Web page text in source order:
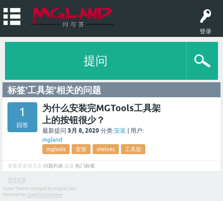
登录
提问
标签'工具架'相关的问题
1
回答
为什么安装完MGTools工具架
上的按钮很少？
最新提问 3月 8, 2020 分类:安装
用户:
mgland
mgtools 安装 shelves 工具架
查看更多请点击 问题列表 或者 热门标签
发送反馈
Snow Theme changed by Miguel Gao
Powered by Question2Answer